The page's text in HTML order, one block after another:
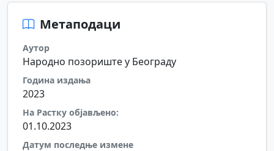
Метаподаци
Аутор
Народно позориште у Београду
Година издања
2023
На Растку објављено:
01.10.2023
Датум последње измене